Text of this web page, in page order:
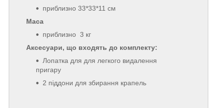
приблизно 33*33*11 см
Маса
приблизно 3 кг
Аксесуари, що входять до комплекту:
Лопатка для для легкого видалення
пригару
2 піддони для збирання крапель